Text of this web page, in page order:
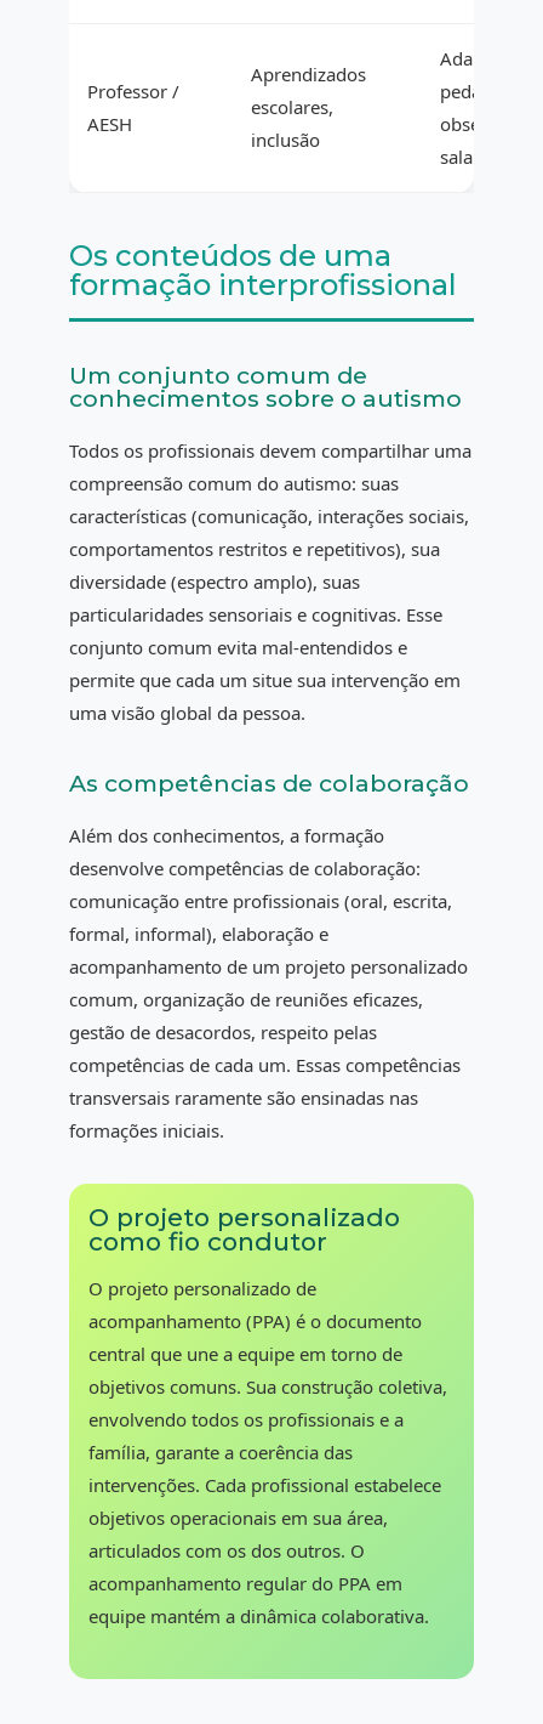
Professor /
AESH
Aprendizados
escolares,
inclusão
Adaptações
sala de aula
Os conteúdos de uma
formação interprofissional
Um conjunto comum de
conhecimentos sobre o autismo
Todos os profissionais devem compartilhar uma
compreensão comum do autismo: suas
características (comunicação, interações sociais,
comportamentos restritos e repetitivos), sua
diversidade (espectro amplo), suas
particularidades sensoriais e cognitivas. Esse
conjunto comum evita mal-entendidos e
permite que cada um situe sua intervenção em
uma visão global da pessoa.
As competências de colaboração
Além dos conhecimentos, a formação
desenvolve competências de colaboração:
comunicação entre profissionais (oral, escrita,
formal, informal), elaboração e
acompanhamento de um projeto personalizado
comum, organização de reuniões eficazes,
gestão de desacordos, respeito pelas
competências de cada um. Essas competências
transversais raramente são ensinadas nas
formações iniciais.
O projeto personalizado
como fio condutor
O projeto personalizado de
acompanhamento (PPA) é o documento
central que une a equipe em torno de
objetivos comuns. Sua construção coletiva,
envolvendo todos os profissionais e a
família, garante a coerência das
intervenções. Cada profissional estabelece
objetivos operacionais em sua área,
articulados com os dos outros. O
acompanhamento regular do PPA em
equipe mantém a dinâmica colaborativa.